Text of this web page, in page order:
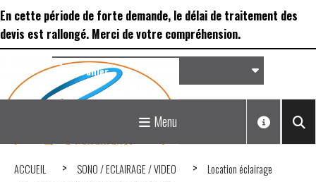
En cette période de forte demande, le délai de traitement des
devis est rallongé. Merci de votre compréhension.
Matériel de réception &
Déco...
Panier
Menu
ACCUEIL SONO / ECLAIRAGE / VIDEO
Location éclairage